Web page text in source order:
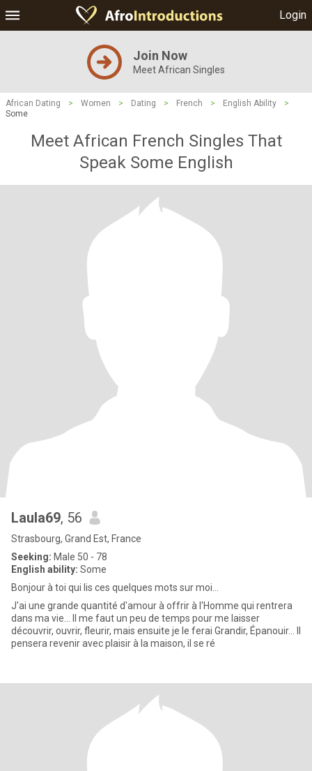
Login
Join Now
Meet African Singles
African Dating > Women > Dating > French > English Ability
>
Some
Meet African French Singles That
Speak Some English
Laula69, 56
Strasbourg, Grand Est, France
Seeking: Male 50 - 78
English ability: Some
Bonjour à toi qui lis ces quelques mots sur moi...
J'ai une grande quantité d'amour à offrir à l'Homme qui rentrera
dans ma vie... Il me faut un peu de temps pour me laisser
découvrir, ouvrir, fleurir, mais ensuite je le ferai Grandir, Épanouir... Il
pensera revenir avec plaisir à la maison, il se ré